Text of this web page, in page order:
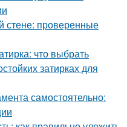
стене: проверенные
что выбрать
затирках для
самостоятельно: